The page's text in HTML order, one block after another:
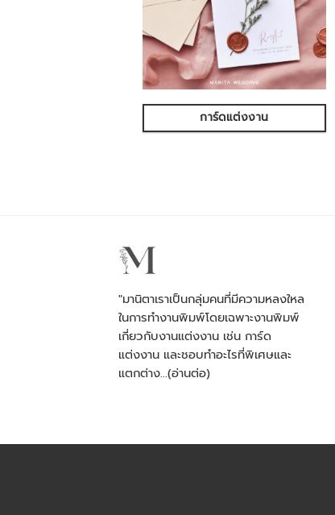
การ์ดแต่งงาน
"มานิตาเราเป็นกลุ่มคนที่มีความหลงใหล
ในการทำงานพิมพ์โดยเฉพาะงานพิมพ์
เกี่ยวกับงานแต่งงาน เช่น การ์ด
แต่งงาน และชอบทำอะไรที่พิเศษและ
แตกต่าง…(อ่านต่อ)